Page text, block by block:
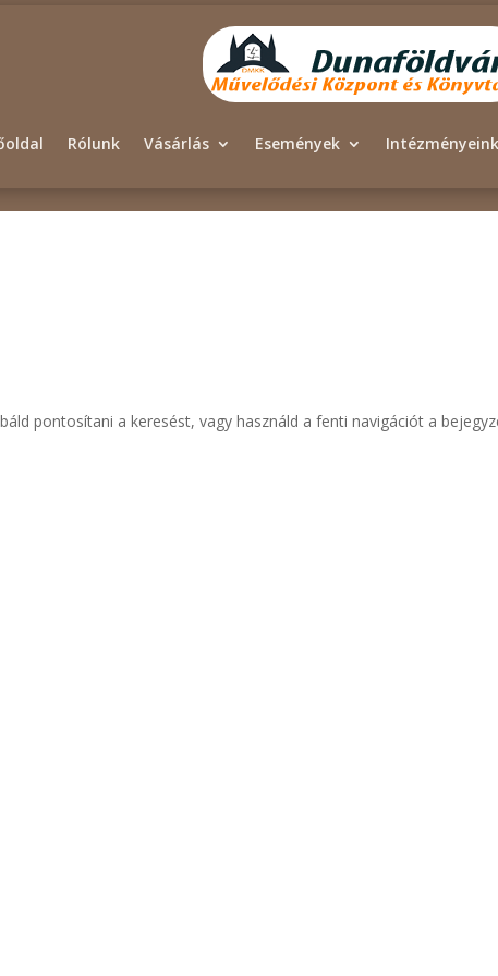
Rólunk Vásárlás Események Intézményeink
pontosítani a keresést, vagy használd a fenti navigációt a